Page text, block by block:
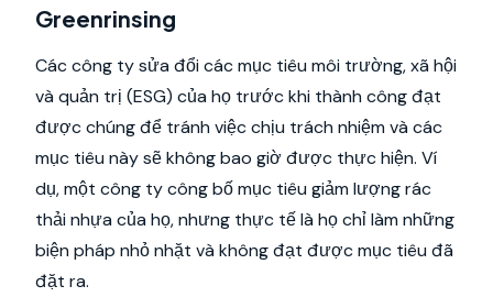
Greenrinsing
Các công ty sửa đổi các mục tiêu môi trường, xã hội
và quản trị (ESG) của họ trước khi thành công đạt
được chúng để tránh việc chịu trách nhiệm và các
mục tiêu này sẽ không bao giờ được thực hiện. Ví
dụ, một công ty công bố mục tiêu giảm lượng rác
thải nhựa của họ, nhưng thực tế là họ chỉ làm những
biện pháp nhỏ nhặt và không đạt được mục tiêu đã
đặt ra.